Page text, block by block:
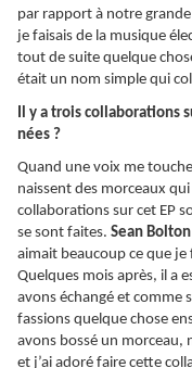
par rapport à notre
je faisais de la musique
tout de suite quelque
était un nom simple qui
Il y a trois collaborations
nées ?
Quand une voix me
naissent des morceaux
collaborations sur cet EP
se sont faites. Sean Bolton
aimait beaucoup ce que je
Quelques mois après, il a
avons échangé et comme
fassions quelque chose
avons bossé un morceau,
et j’ai adoré faire cette